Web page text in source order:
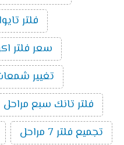
فلتر تايوانى
سعر فلتر اكوا
تغيير شمعات
فلتر تانك سبع مراحل
تجميع فلتر 7 مراحل